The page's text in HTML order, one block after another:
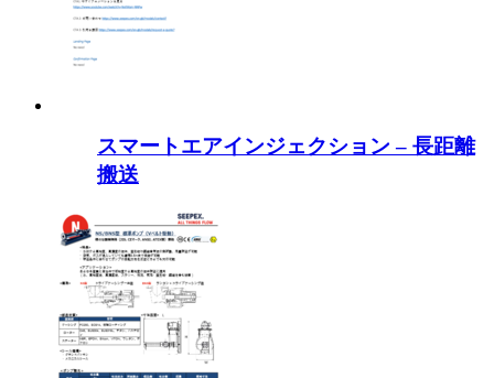
スマートエアインジェクション – 長距離
搬送